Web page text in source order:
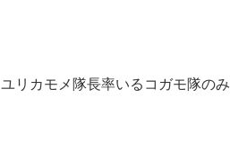
ユリカモメ隊長率いるコガモ隊の